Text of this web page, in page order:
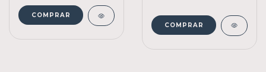
COMPRAR
COMPRAR